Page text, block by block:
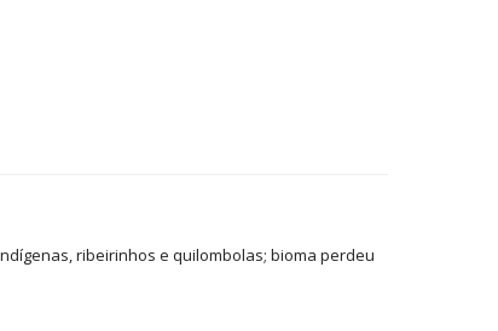
ribeirinhos e quilombolas; bioma perdeu